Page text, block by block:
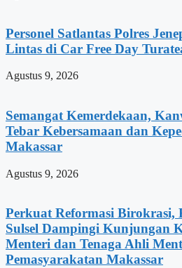
Personel Satlantas Polres
Lintas di Car Free Day
Agustus 9, 2026
Semangat Kemerdekaan,
Tebar Kebersamaan dan
Makassar
Agustus 9, 2026
Perkuat Reformasi Birokrasi,
Sulsel Dampingi Kunjungan
Menteri dan Tenaga Ahli
Pemasyarakatan Makassar